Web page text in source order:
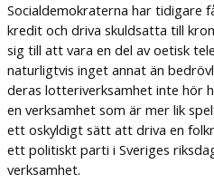
Socialdemokraterna har
kredit och driva skuldsatta till
sig till att vara en del av oetisk
naturligtvis inget annat än
deras lotteriverksamhet inte hör
en verksamhet som är mer lik
ett oskyldigt sätt att driva en
ett politiskt parti i Sveriges
verksamhet.